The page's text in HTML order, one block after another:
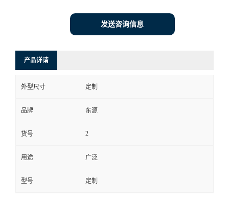
发送咨询信息
产品详请
外型尺寸 定制
品牌 东源
货号 2
用途 广泛
型号 定制